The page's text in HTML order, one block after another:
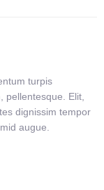
turpis
pellentesque. Elit,
dignissim tempor
augue.